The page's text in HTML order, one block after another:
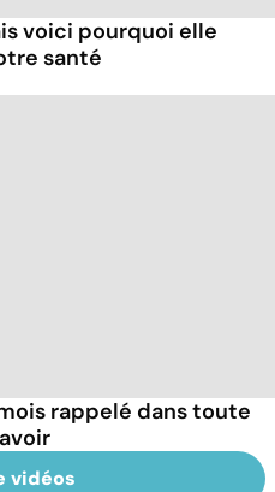
voici pourquoi elle
santé
rappelé dans toute
vidéos